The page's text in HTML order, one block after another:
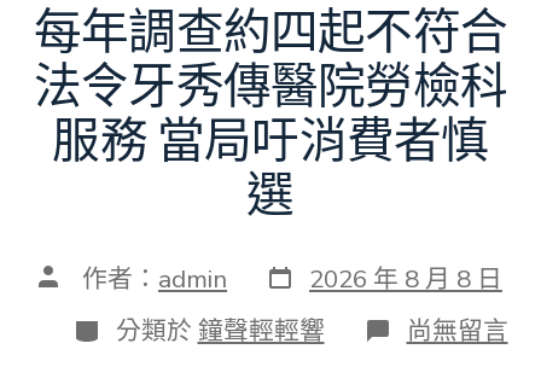
每年調查約四起不符合
法令牙秀傳醫院勞檢科
服務 當局吁消費者慎
選
文 作者： admin 發
表
日
期
2026 年 8 月 8 日
分
類
分類於 鐘聲輕輕響 在
〈每
尚無留言